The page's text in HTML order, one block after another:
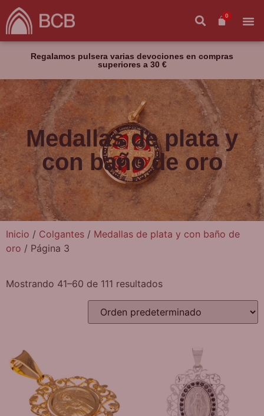
0
Regalamos pulsera varias devociones en compras
superiores a 30 €
Medallas de plata y
con baño de oro
Inicio / Colgantes / Medallas de plata y con baño de
oro / Página 3
Mostrando 41–60 de 111 resultados